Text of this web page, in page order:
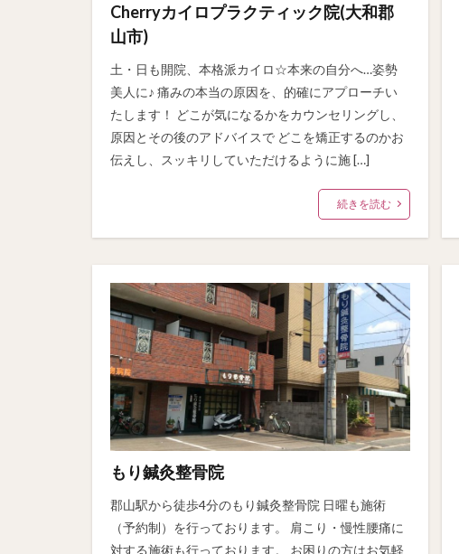
Cherryカイロプラクティック院(大和郡
山市)
土・日も開院、本格派カイロ☆本来の自分へ…姿勢
美人に♪ 痛みの本当の原因を、的確にアプローチい
たします！ どこが気になるかをカウンセリングし、
原因とその後のアドバイスで どこを矯正するのかお
伝えし、スッキリしていただけるように施 […]
続きを読む
もり鍼灸整骨院
郡山駅から徒歩4分のもり鍼灸整骨院 日曜も施術
（予約制）を行っております。 肩こり・慢性腰痛に
対する施術も行っております。 お困りの方はお気軽